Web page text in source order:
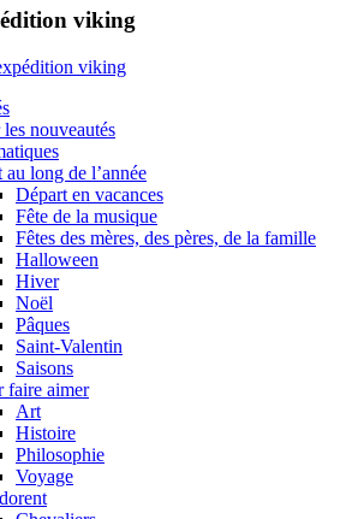
viking
viking
nouveautés
au long de l’année
Départ en vacances
Fête de la musique
Fêtes des mères, des pères, de la famille
Halloween
Hiver
Noël
Pâques
Saint-Valentin
Saisons
faire aimer
Art
Histoire
Philosophie
Voyage